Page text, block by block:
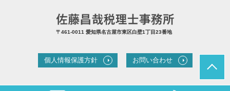
〒461-0011 愛知県名古屋市東区白壁1丁目23番地
個人情報保護方針 お問い合わせ